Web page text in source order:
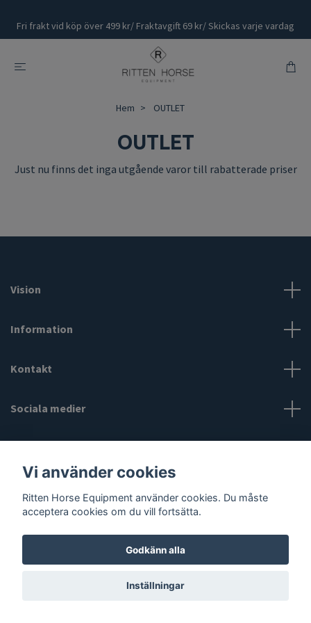
Fri frakt vid köp över 499 kr/ Fraktavgift 69 kr/ Skickas varje vardag
Hem OUTLET
OUTLET
Just nu finns det inga utgående varor till rabatterade priser
Vision
Information
Kontakt
Sociala medier
© 2026 Ritten Horse Equipment
Vi använder cookies
Ritten Horse Equipment använder cookies. Du måste
acceptera cookies om du vill fortsätta.
Godkänn alla
Inställningar